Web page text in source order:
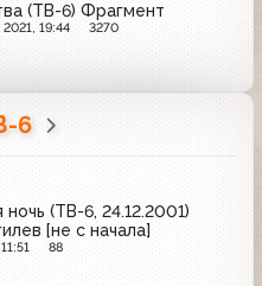
(ТВ-6) Фрагмент
19:44 3270
6
ночь (ТВ-6, 24.12.2001)
[не с начала]
88